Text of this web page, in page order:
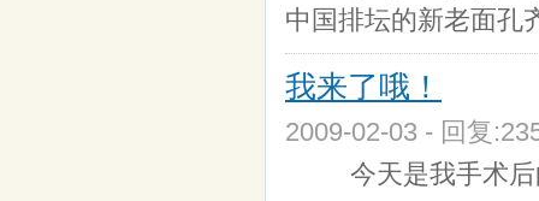
中国排坛的新老面孔
我来了哦！
2009-02-03 - 回复
今天是我手术后的